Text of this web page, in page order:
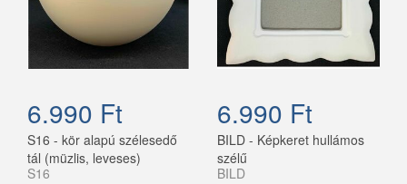
6.990 Ft
S16 - kör alapú szélesedő
tál (müzlis, leveses)
S16
6.990 Ft
BILD - Képkeret hullámos
szélű
BILD